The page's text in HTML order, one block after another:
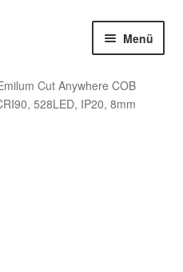
Menü
Cut Anywhere COB
528LED, IP20, 8mm